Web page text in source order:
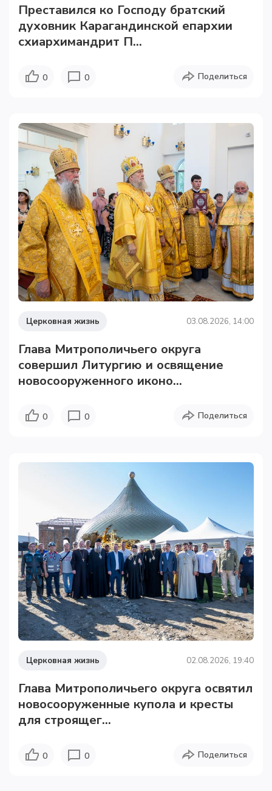
Преставился ко Господу братский
духовник Карагандинской епархии
схиархимандрит П...
0 0 Поделиться
Церковная жизнь 03.08.2026, 14:00
Глава Митрополичьего округа
совершил Литургию и освящение
новосооруженного иконо...
0 0 Поделиться
Церковная жизнь 02.08.2026, 19:40
Глава Митрополичьего округа освятил
новосооруженные купола и кресты
для строящег...
0 0 Поделиться